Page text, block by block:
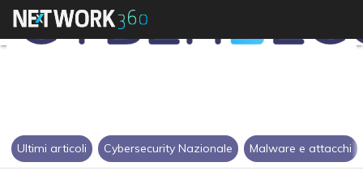
Ultimi articoli Cybersecurity Nazionale Malware e attacchi